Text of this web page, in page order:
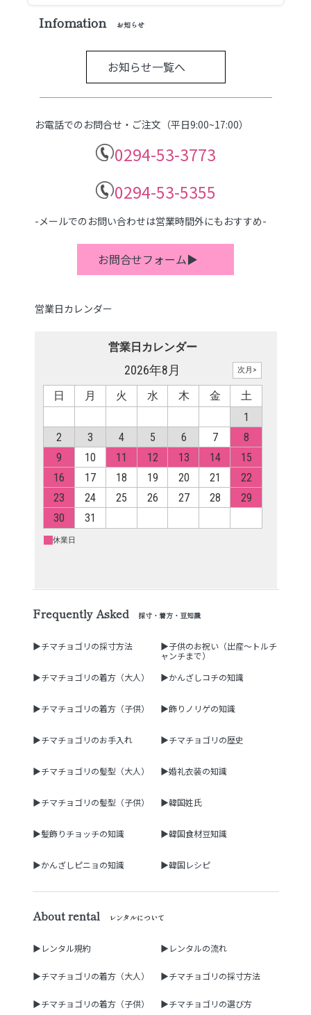
Infomation お知らせ
お知らせ一覧へ
お電話でのお問合せ・ご注文（平日9:00~17:00）
0294-53-3773
0294-53-5355
-メールでのお問い合わせは営業時間外にもおすすめ-
お問合せフォーム▶
営業日カレンダー
Frequently Asked 採寸・着方・豆知識
▶チマチョゴリの採寸方法
▶子供のお祝い（出産～トルチ
ャンチまで）
▶チマチョゴリの着方（大人）
▶かんざしコチの知識
▶チマチョゴリの着方（子供） ▶飾りノリゲの知識
▶チマチョゴリのお手入れ ▶チマチョゴリの歴史
▶チマチョゴリの髪型（大人） ▶婚礼衣装の知識
▶チマチョゴリの髪型（子供） ▶韓国姓氏
▶髪飾りチョッチの知識 ▶韓国食材豆知識
▶かんざしピニョの知識 ▶韓国レシピ
About rental レンタルについて
▶レンタル規約 ▶レンタルの流れ
▶チマチョゴリの着方（大人） ▶チマチョゴリの採寸方法
▶チマチョゴリの着方（子供） ▶チマチョゴリの選び方